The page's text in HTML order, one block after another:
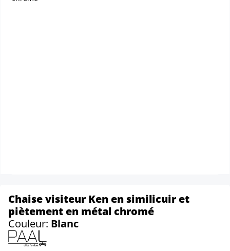
Chaise visiteur Ken en similicuir et
piètement en métal chromé
Couleur: Blanc